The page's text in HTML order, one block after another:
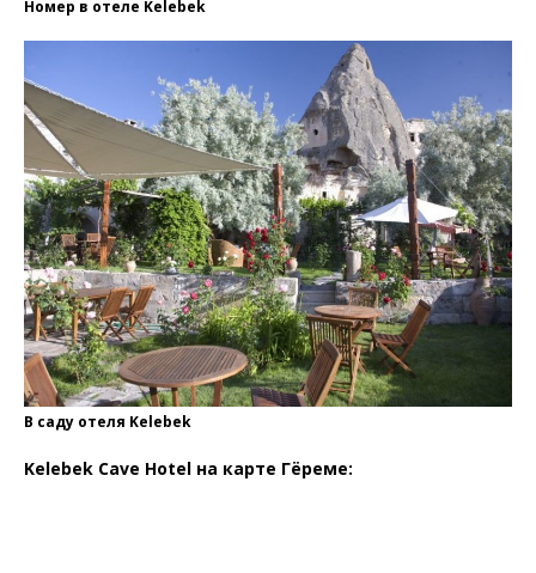
Номер в отеле Kelebek
В саду отеля Kelebek
Kelebek Cave Hotel на карте Гёреме: